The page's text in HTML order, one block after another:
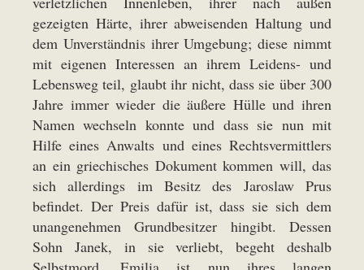
gezeigten Härte, ihrer abweisenden Haltung und
dem Unverständnis ihrer Umgebung; diese nimmt
mit eigenen Interessen an ihrem Leidens- und
Lebensweg teil, glaubt ihr nicht, dass sie über 300
Jahre immer wieder die äußere Hülle und ihren
Namen wechseln konnte und dass sie nun mit
Hilfe eines Anwalts und eines Rechtsvermittlers
an ein griechisches Dokument kommen will, das
sich allerdings im Besitz des Jaroslaw Prus
befindet. Der Preis dafür ist, dass sie sich dem
unangenehmen Grundbesitzer hingibt. Dessen
Sohn Janek, in sie verliebt, begeht deshalb